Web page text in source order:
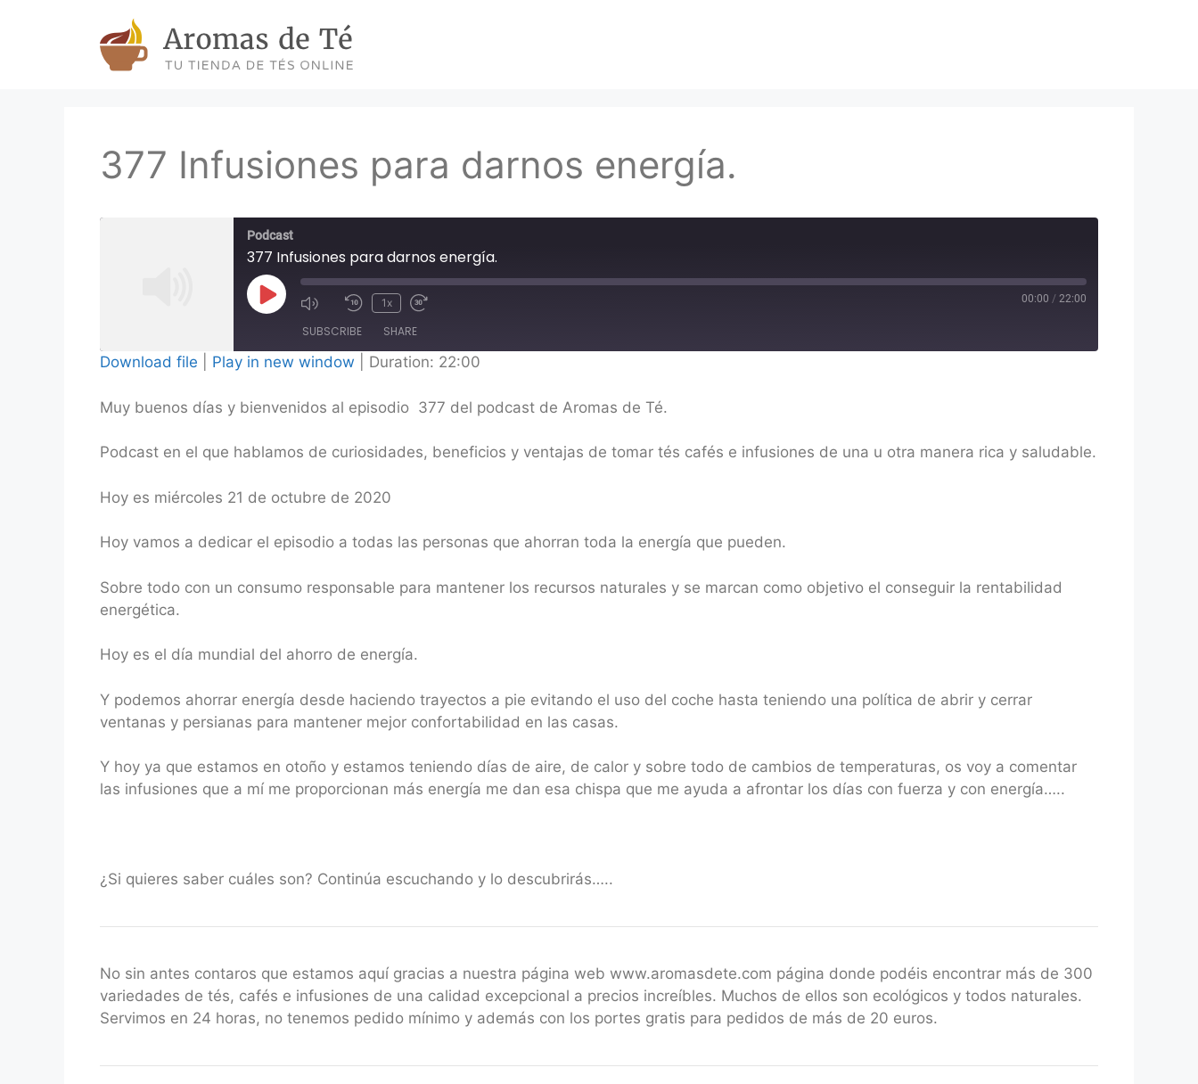
377 Infusiones para darnos energía.
Podcast
377 Infusiones para darnos energía.
Play
Episode
1x 00:00 / 22:00
SUBSCRIBE SHARE
RSS FEED
Download file Play in new window Duration: 22:00
Muy buenos días y bienvenidos al episodio 377 del podcast de Aromas de Té.
Podcast en el que hablamos de curiosidades, beneficios y ventajas de tomar tés cafés e infusiones de una u otra manera rica y saludable.
Hoy es miércoles 21 de octubre de 2020
Hoy vamos a dedicar el episodio a todas las personas que ahorran toda la energía que pueden.
Sobre todo con un consumo responsable para mantener los recursos naturales y se marcan como objetivo el conseguir la rentabilidad
energética.
Hoy es el día mundial del ahorro de energía.
Y podemos ahorrar energía desde haciendo trayectos a pie evitando el uso del coche hasta teniendo una política de abrir y cerrar
ventanas y persianas para mantener mejor confortabilidad en las casas.
Y hoy ya que estamos en otoño y estamos teniendo días de aire, de calor y sobre todo de cambios de temperaturas, os voy a comentar
las infusiones que a mí me proporcionan más energía me dan esa chispa que me ayuda a afrontar los días con fuerza y con energía…..
¿Si quieres saber cuáles son? Continúa escuchando y lo descubrirás…..
No sin antes contaros que estamos aquí gracias a nuestra página web www.aromasdete.com página donde podéis encontrar más de 300
variedades de tés, cafés e infusiones de una calidad excepcional a precios increíbles. Muchos de ellos son ecológicos y todos naturales.
Servimos en 24 horas, no tenemos pedido mínimo y además con los portes gratis para pedidos de más de 20 euros.